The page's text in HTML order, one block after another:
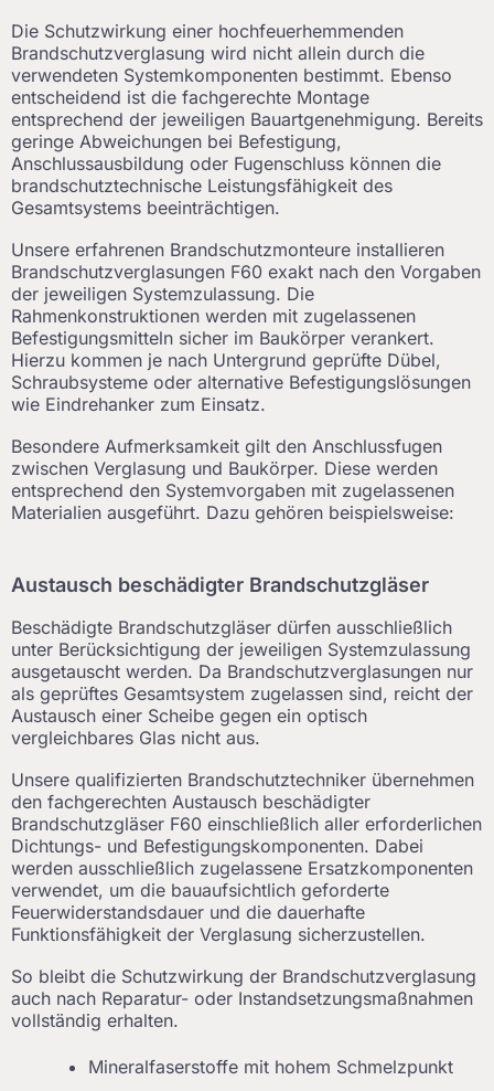
Die Schutzwirkung einer hochfeuerhemmenden
Brandschutzverglasung wird nicht allein durch die
verwendeten Systemkomponenten bestimmt. Ebenso
entscheidend ist die fachgerechte Montage
entsprechend der jeweiligen Bauartgenehmigung. Bereits
geringe Abweichungen bei Befestigung,
Anschlussausbildung oder Fugenschluss können die
brandschutztechnische Leistungsfähigkeit des
Gesamtsystems beeinträchtigen.
Unsere erfahrenen Brandschutzmonteure installieren
Brandschutzverglasungen F60 exakt nach den Vorgaben
der jeweiligen Systemzulassung. Die
Rahmenkonstruktionen werden mit zugelassenen
Befestigungsmitteln sicher im Baukörper verankert.
Hierzu kommen je nach Untergrund geprüfte Dübel,
Schraubsysteme oder alternative Befestigungslösungen
wie Eindrehanker zum Einsatz.
Besondere Aufmerksamkeit gilt den Anschlussfugen
zwischen Verglasung und Baukörper. Diese werden
entsprechend den Systemvorgaben mit zugelassenen
Materialien ausgeführt. Dazu gehören beispielsweise:
Austausch beschädigter Brandschutzgläser
Beschädigte Brandschutzgläser dürfen ausschließlich
unter Berücksichtigung der jeweiligen Systemzulassung
ausgetauscht werden. Da Brandschutzverglasungen nur
als geprüftes Gesamtsystem zugelassen sind, reicht der
Austausch einer Scheibe gegen ein optisch
vergleichbares Glas nicht aus.
Unsere qualifizierten Brandschutztechniker übernehmen
den fachgerechten Austausch beschädigter
Brandschutzgläser F60 einschließlich aller erforderlichen
Dichtungs- und Befestigungskomponenten. Dabei
werden ausschließlich zugelassene Ersatzkomponenten
verwendet, um die bauaufsichtlich geforderte
Feuerwiderstandsdauer und die dauerhafte
Funktionsfähigkeit der Verglasung sicherzustellen.
So bleibt die Schutzwirkung der Brandschutzverglasung
auch nach Reparatur- oder Instandsetzungsmaßnahmen
vollständig erhalten.
Mineralfaserstoffe mit hohem Schmelzpunkt